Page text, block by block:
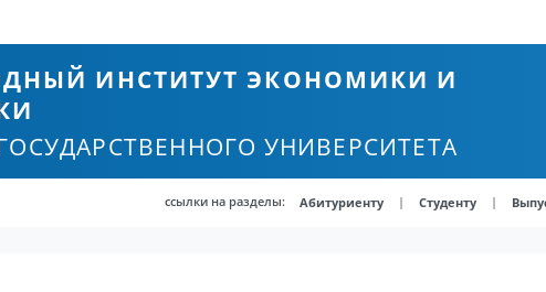
ИНСТИТУТ ЭКОНОМИКИ И
УНИВЕРСИТЕТА
ссылки на разделы: Абитуриенту | Студенту |